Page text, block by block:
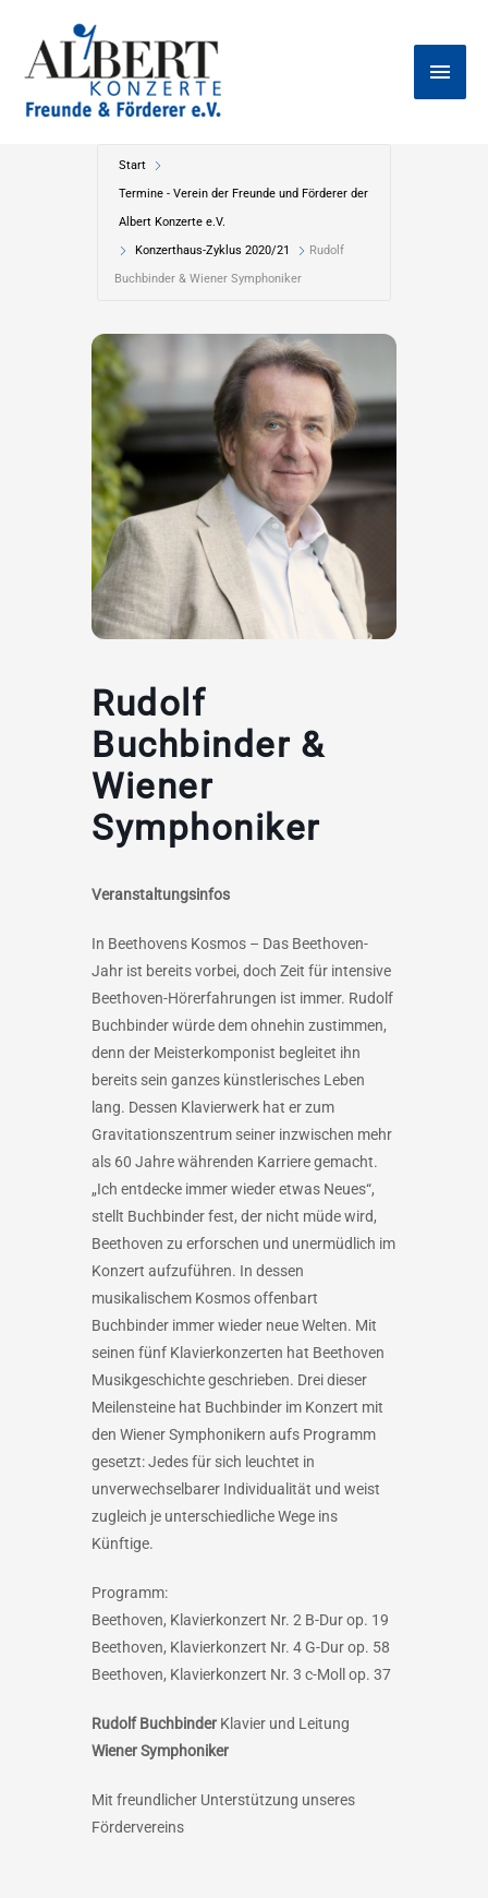
Inhalt
springen
Start
Termine - Verein der Freunde und Förderer der
Albert Konzerte e.V.
Konzerthaus-Zyklus 2020/21
Rudolf
Buchbinder & Wiener Symphoniker
Rudolf
Buchbinder &
Wiener
Symphoniker
Veranstaltungsinfos
In Beethovens Kosmos – Das Beethoven-
Jahr ist bereits vorbei, doch Zeit für intensive
Beethoven-Hörerfahrungen ist immer. Rudolf
Buchbinder würde dem ohnehin zustimmen,
denn der Meisterkomponist begleitet ihn
bereits sein ganzes künstlerisches Leben
lang. Dessen Klavierwerk hat er zum
Gravitationszentrum seiner inzwischen mehr
als 60 Jahre währenden Karriere gemacht.
„Ich entdecke immer wieder etwas Neues“,
stellt Buchbinder fest, der nicht müde wird,
Beethoven zu erforschen und unermüdlich im
Konzert aufzuführen. In dessen
musikalischem Kosmos offenbart
Buchbinder immer wieder neue Welten. Mit
seinen fünf Klavierkonzerten hat Beethoven
Musikgeschichte geschrieben. Drei dieser
Meilensteine hat Buchbinder im Konzert mit
den Wiener Symphonikern aufs Programm
gesetzt: Jedes für sich leuchtet in
unverwechselbarer Individualität und weist
zugleich je unterschiedliche Wege ins
Künftige.
Programm:
Beethoven, Klavierkonzert Nr. 2 B-Dur op. 19
Beethoven, Klavierkonzert Nr. 4 G-Dur op. 58
Beethoven, Klavierkonzert Nr. 3 c-Moll op. 37
Rudolf Buchbinder Klavier und Leitung
Wiener Symphoniker
Mit freundlicher Unterstützung unseres
Fördervereins